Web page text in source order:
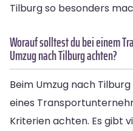
Tilburg so besonders
Worauf solltest du bei einem
Umzug nach Tilburg achten?
Beim Umzug nach
eines
Kriterien achten. Es gibt